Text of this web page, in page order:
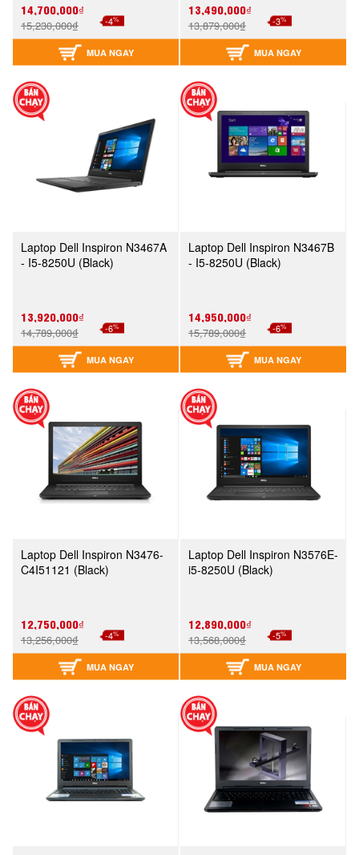
14,700,000₫
15,230,000₫ -4%
MUA NGAY
13,490,000₫
13,879,000₫ -3%
MUA NGAY
Laptop Dell Inspiron N3467A
- I5-8250U (Black)
13,920,000₫
14,789,000₫ -6%
MUA NGAY
Laptop Dell Inspiron N3467B
- I5-8250U (Black)
14,950,000₫
15,789,000₫ -6%
MUA NGAY
Laptop Dell Inspiron N3476-
C4I51121 (Black)
12,750,000₫
13,256,000₫ -4%
MUA NGAY
Laptop Dell Inspiron N3576E-
i5-8250U (Black)
12,890,000₫
13,568,000₫ -5%
MUA NGAY